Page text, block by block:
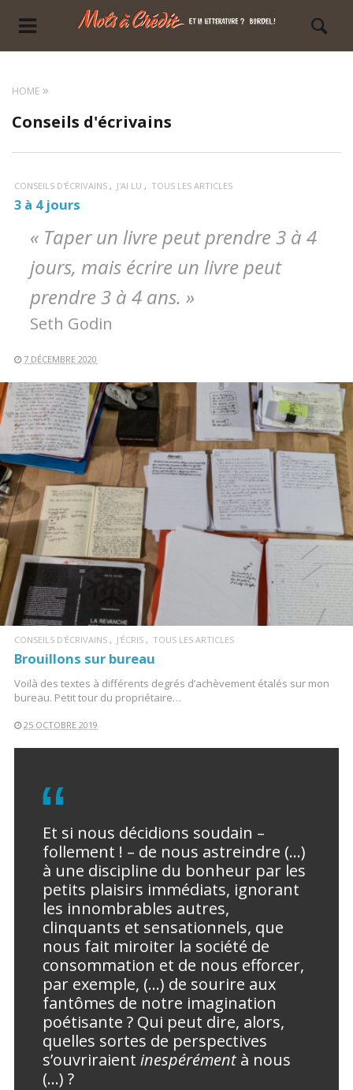
HOME
Conseils d'écrivains
CONSEILS D'ÉCRIVAINS J'AI LU TOUS LES ARTICLES
3 à 4 jours
« Taper un livre peut prendre 3 à 4
jours, mais écrire un livre peut
prendre 3 à 4 ans. »
Seth Godin
7 DÉCEMBRE 2020
LIRE LA SUITE
CONSEILS D'ÉCRIVAINS J'ÉCRIS TOUS LES ARTICLES
Brouillons sur bureau
Voilà des textes à différents degrés d’achèvement étalés sur mon
bureau. Petit tour du propriétaire…
25 OCTOBRE 2019
Et si nous décidions soudain –
follement ! – de nous astreindre (…)
à une discipline du bonheur par les
petits plaisirs immédiats, ignorant
les innombrables autres,
clinquants et sensationnels, que
nous fait miroiter la société de
consommation et de nous efforcer,
par exemple, (…) de sourire aux
fantômes de notre imagination
poétisante ? Qui peut dire, alors,
quelles sortes de perspectives
s’ouvriraient inespérément à nous
(…) ?